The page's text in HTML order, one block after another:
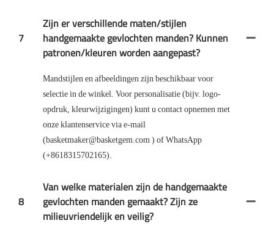
7
Zijn er verschillende maten/stijlen
handgemaakte gevlochten manden? Kunnen
patronen/kleuren worden aangepast?
Mandstijlen en afbeeldingen zijn beschikbaar voor
selectie in de winkel. Voor personalisatie (bijv. logo-
opdruk, kleurwijzigingen) kunt u contact opnemen met
onze klantenservice via e-mail
(basketmaker@basketgem.com ) of WhatsApp
(+8618315702165).
8
Van welke materialen zijn de handgemaakte
gevlochten manden gemaakt? Zijn ze
milieuvriendelijk en veilig?